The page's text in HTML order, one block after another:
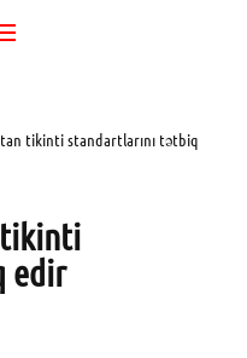
tikinti standartlarını tətbiq
tikinti
edir